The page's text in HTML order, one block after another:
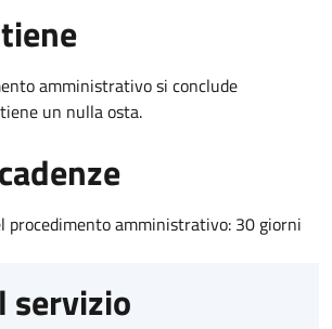
amministrativo si conclude
un nulla osta.
procedimento amministrativo: 30 giorni
servizio